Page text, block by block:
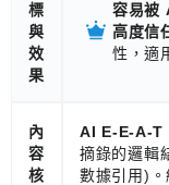
標
與
效
果
容易被
高度信
性，適
內
容
核
AI E-E-A-T
摘錄的邏輯
數據引用)。